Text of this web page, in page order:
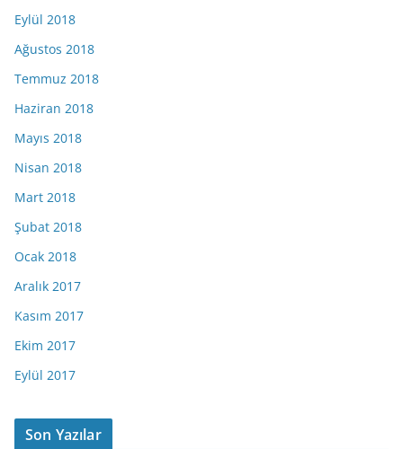
Eylül 2018
Ağustos 2018
Temmuz 2018
Haziran 2018
Mayıs 2018
Nisan 2018
Mart 2018
Şubat 2018
Ocak 2018
Aralık 2017
Kasım 2017
Ekim 2017
Eylül 2017
Son Yazılar